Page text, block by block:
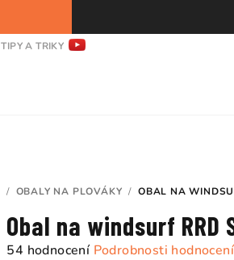
TIPY A TRIKY
/ OBALY NA PLOVÁKY / OBAL NA
Obal na windsurf RRD
Průměrné
54 hodnocení Podrobnosti hodnocení